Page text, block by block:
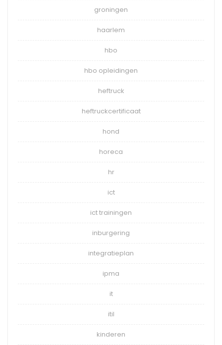
groningen
haarlem
hbo
hbo opleidingen
heftruck
heftruckcertificaat
hond
horeca
hr
ict
ict trainingen
inburgering
integratieplan
ipma
it
itil
kinderen